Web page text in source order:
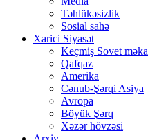
Təhlükəsizlik
Sosial sahə
Xarici Siyasət
Keçmiş Sovet
Qafqaz
Amerika
Cənub-Şərqi Asiya
Avropa
Böyük Şərq
Xəzər hövzəsi